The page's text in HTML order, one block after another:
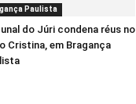
Paulista
do Júri condena réus no
Cristina, em Bragança